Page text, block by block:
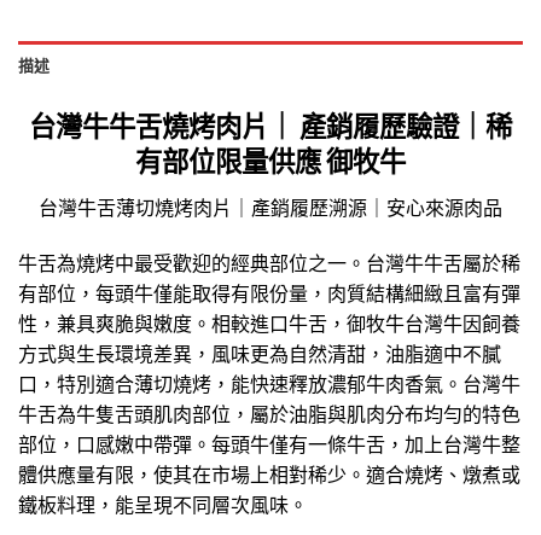
描述
台灣牛牛舌燒烤肉片｜ 產銷履歷驗證｜稀
有部位限量供應 御牧牛
台灣牛舌薄切燒烤肉片｜產銷履歷溯源｜安心來源肉品
牛舌為燒烤中最受歡迎的經典部位之一。台灣牛牛舌屬於稀
有部位，每頭牛僅能取得有限份量，肉質結構細緻且富有彈
性，兼具爽脆與嫩度。相較進口牛舌，御牧牛台灣牛因飼養
方式與生長環境差異，風味更為自然清甜，油脂適中不膩
口，特別適合薄切燒烤，能快速釋放濃郁牛肉香氣。台灣牛
牛舌為牛隻舌頭肌肉部位，屬於油脂與肌肉分布均勻的特色
部位，口感嫩中帶彈。每頭牛僅有一條牛舌，加上台灣牛整
體供應量有限，使其在市場上相對稀少。適合燒烤、燉煮或
鐵板料理，能呈現不同層次風味。